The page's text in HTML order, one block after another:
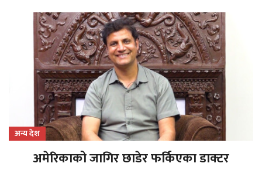
अन्य देश
अमेरिकाको जागिर छाडेर फर्किएका डाक्टर